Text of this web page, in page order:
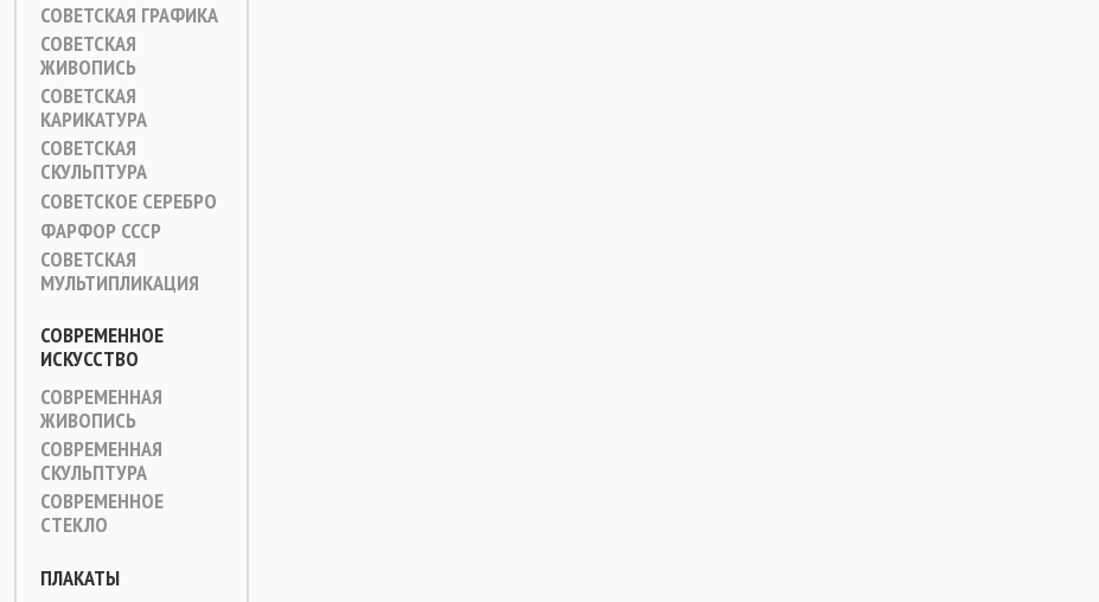
СОВЕТСКАЯ ГРАФИКА
СОВЕТСКАЯ
ЖИВОПИСЬ
СОВЕТСКАЯ
КАРИКАТУРА
СОВЕТСКАЯ
СКУЛЬПТУРА
СОВЕТСКОЕ СЕРЕБРО
ФАРФОР СССР
СОВЕТСКАЯ
МУЛЬТИПЛИКАЦИЯ
СОВРЕМЕННОЕ
ИСКУССТВО
СОВРЕМЕННАЯ
ЖИВОПИСЬ
СОВРЕМЕННАЯ
СКУЛЬПТУРА
СОВРЕМЕННОЕ
СТЕКЛО
ПЛАКАТЫ